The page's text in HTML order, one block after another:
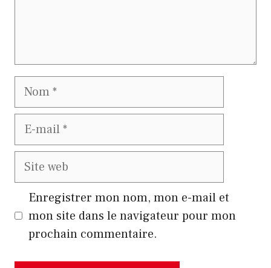
Nom
E-
Site
Enregistrer mon nom, mon e-mail et
mon site dans le navigateur pour mon
prochain commentaire.